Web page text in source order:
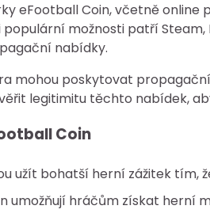
eFootball Coin, včetně
možnosti patří Steam,
nabídky.
mohou poskytovat
legitimitu těchto nabídek,
Coin
užít bohatší herní zážitek tím,
umožňují hráčům získat herní